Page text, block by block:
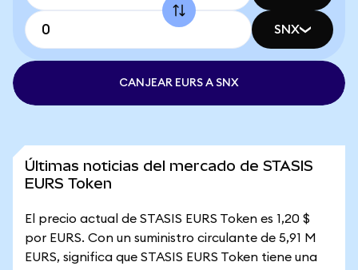
SNX
CANJEAR EURS A SNX
Últimas noticias del mercado de STASIS
EURS Token
El precio actual de STASIS EURS Token es 1,20 $
por EURS. Con un suministro circulante de 5,91 M
EURS, significa que STASIS EURS Token tiene una